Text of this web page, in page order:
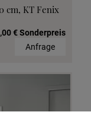
cm, KT Fenix
€ Sonderpreis
Anfrage